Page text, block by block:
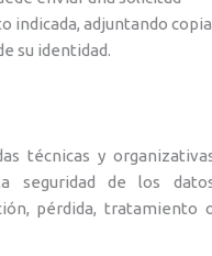
indicada, adjuntando copia
su identidad.
técnicas y
seguridad de los
pérdida, tratamiento